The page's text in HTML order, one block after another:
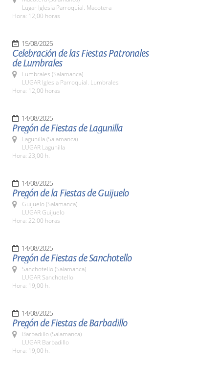
Lugar Iglesia Parroquial. Macotera
Hora: 12,00 horas
15/08/2025
Celebración de las Fiestas Patronales
de Lumbrales
Lumbrales (Salamanca)
LUGAR Iglesia Parroquial. Lumbrales
Hora: 12,00 horas
14/08/2025
Pregón de Fiestas de Lagunilla
Lagunilla (Salamanca)
LUGAR Lagunilla
Hora: 23,00 h.
14/08/2025
Pregón de la Fiestas de Guijuelo
Guijuelo (Salamanca)
LUGAR Guijuelo
Hora: 22:00 horas
14/08/2025
Pregón de Fiestas de Sanchotello
Sanchotello (Salamanca)
LUGAR Sanchotello
Hora: 19,00 h.
14/08/2025
Pregón de Fiestas de Barbadillo
Barbadillo (Salamanca)
LUGAR Barbadillo
Hora: 19,00 h.